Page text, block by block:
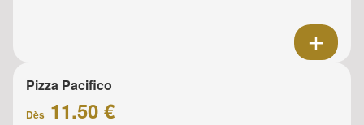
Pizza Pacifico
Dès 11.50 €